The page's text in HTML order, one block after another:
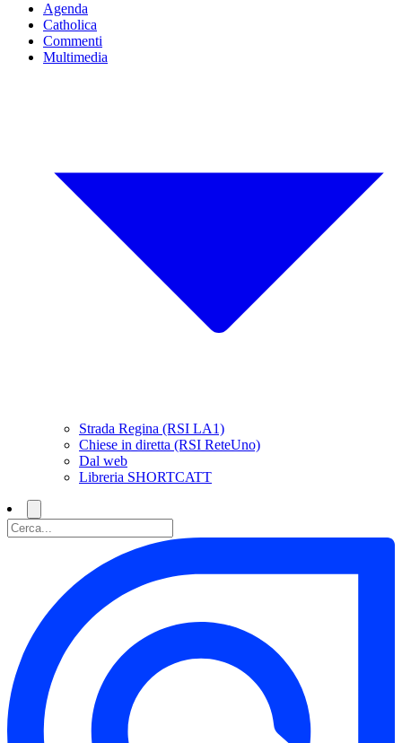
Agenda
Catholica
Commenti
Multimedia
Strada Regina (RSI LA1)
Chiese in diretta (RSI ReteUno)
Dal web
Libreria SHORTCATT